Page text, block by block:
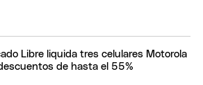
Libre liquida tres celulares Motorola
de hasta el 55%